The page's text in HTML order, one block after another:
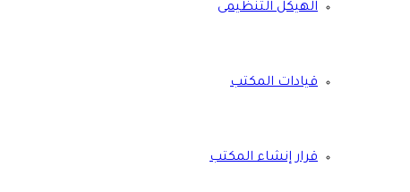
الهيكل التنظيمى
قيادات المكتب
قرار إنشاء المكتب